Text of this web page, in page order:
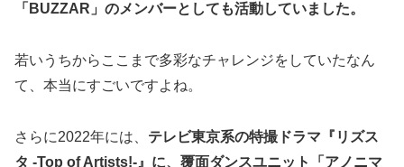
「BUZZAR」のメンバーとしても活動していました。
若いうちからここまで多彩なチャレンジをしていたなん
て、本当にすごいですよね。
さらに2022年には、 テレビ東京系の特撮ドラマ『リズス
タ -Top of Artists!-』に、覆面ダンスユニット「アノニマ